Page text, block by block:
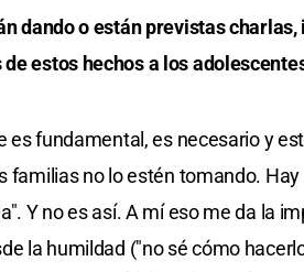
dando o están previstas
estos hechos a los
es fundamental, es necesario y
familias no lo estén tomando.
Y no es así. A mí eso me da la
la humildad ("no sé cómo